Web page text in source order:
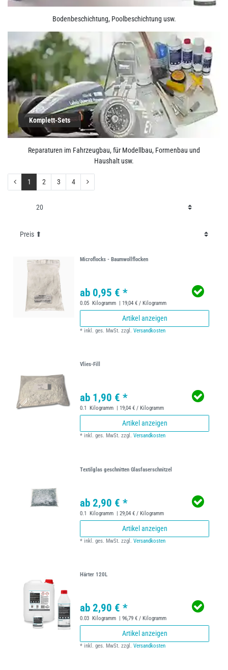
Bodenbeschichtung, Poolbeschichtung usw.
Komplett-Sets
Reparaturen im Fahrzeugbau, für Modellbau, Formenbau und
Haushalt usw.
1 2 3 4
Microflocks - Baumwollflocken
ab 0,95 € *
0.05 Kilogramm | 19,04 € / Kilogramm
Artikel anzeigen
*inkl. ges. MwSt. zzgl.Versandkosten
Vlies-Fill
ab 1,90 € *
0.1 Kilogramm | 19,04 € / Kilogramm
Artikel anzeigen
*inkl. ges. MwSt. zzgl.Versandkosten
Textilglas geschnitten Glasfaserschnitzel
ab 2,90 € *
0.1 Kilogramm | 29,04 € / Kilogramm
Artikel anzeigen
*inkl. ges. MwSt. zzgl.Versandkosten
Härter 120L
ab 2,90 € *
0.03 Kilogramm | 96,79 € / Kilogramm
Artikel anzeigen
*inkl. ges. MwSt. zzgl.Versandkosten